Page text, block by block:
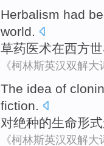
Herbalism had
world.
草药医术在西方
《柯林斯英汉双解大
The idea of
fiction.
对绝种的生命形式
《柯林斯英汉双解大